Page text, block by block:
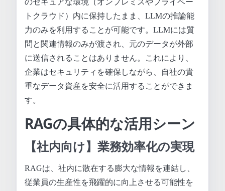
トクラウド）内に保持したまま、LLMの推論能
力のみを利用することが可能です。LLMには質
問と関連情報のみが渡され、元のデータが外部
に送信されることはありません。これにより、
企業はセキュリティを確保しながら、自社の貴
重なデータ資産を安全に活用することができま
す。
RAGの具体的な活用シーン
【社内向け】業務効率化の実現
RAGは、社内に散在する膨大な情報を連結し、
従業員の生産性を飛躍的に向上させる可能性を